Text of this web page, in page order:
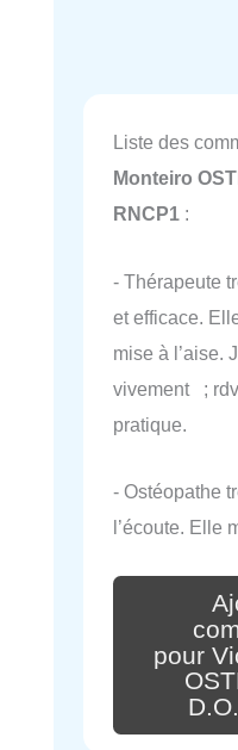
Liste des
Monteiro
RNCP1 :
- Thérapeute
et efficace.
mise à l’aise.
vivement ;
pratique.
- Ostéopathe
l’écoute. Elle
pour